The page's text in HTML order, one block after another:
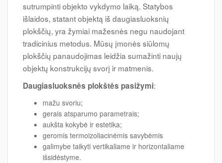
sutrumpinti objekto vykdymo laiką. Statybos
išlaidos, statant objektą iš daugiasluoksnių
plokščių, yra žymiai mažesnės negu naudojant
tradicinius metodus. Mūsų įmonės siūlomų
plokščių panaudojimas leidžia sumažinti naujų
objektų konstrukcijų svorį ir matmenis.
Daugiasluoksnės plokštės pasižymi:
mažu svoriu;
gerais atsparumo parametrais;
aukšta kokybė ir estetika;
geromis termoizoliacinėmis savybėmis
galimybe taikyti vertikaliame ir horizontaliame
išsidėstyme.